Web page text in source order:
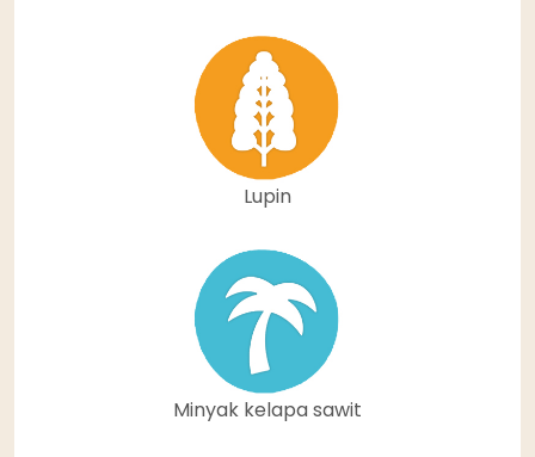
Lupin
Minyak kelapa sawit